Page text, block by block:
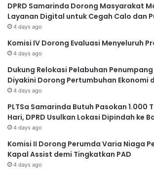
DPRD Samarinda Dorong Masyarakat
Layanan Digital untuk Cegah Calo dan
4 days ago
Komisi IV Dorong Evaluasi Menyeluruh
4 days ago
Dukung Relokasi Pelabuhan
Diyakini Dorong Pertumbuhan Ekonomi
4 days ago
PLTSa Samarinda Butuh Pasokan 1.000
Hari, DPRD Usulkan Lokasi Dipindah ke
4 days ago
Komisi II Dorong Perumda Varia Niaga
Kapal Assist demi Tingkatkan PAD
4 days ago